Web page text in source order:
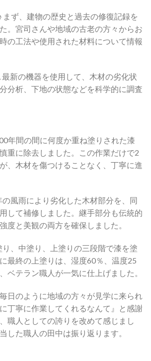
まず、建物の歴史と過去の修復記録を
。宮司さんや地域の古老の方々からお
の工法や使用された材料について情報
最新の機器を使用して、木材の劣化状
分析、下地の状態などを科学的に調査
年間の間に何度か重ね塗りされた漆
重に除去しました。この作業だけで2
、木材を傷つけることなく、丁寧に進
風雨により劣化した木材部分を、同
して補修しました。継手部分も伝統的
度と美観の両方を確保しました。
り、中塗り、上塗りの三段階で漆を塗
最終の上塗りは、湿度60％、温度25
ベテラン職人が一気に仕上げました。
日のように地域の方々が見学に来られ
丁寧に作業してくれるなんて』と感謝
職人としての誇りを改めて感じまし
した職人の田中は振り返ります。